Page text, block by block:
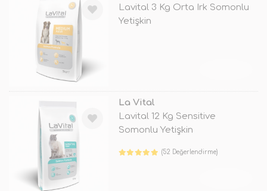
Lavital 3 Kg Orta Irk Somonlu
Yetişkin
La Vital
Lavital 12 Kg Sensitive
Somonlu Yetişkin
(52 Değerlendirme)